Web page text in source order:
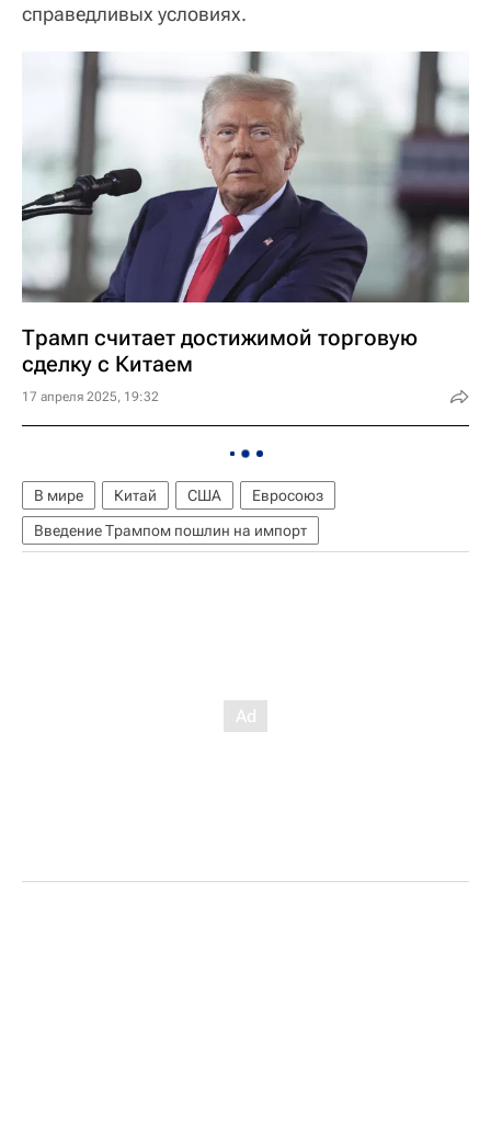
справедливых условиях.
Трамп считает достижимой торговую
сделку с Китаем
17 апреля 2025, 19:32
В мире Китай США
Евросоюз
Введение Трампом пошлин на импорт